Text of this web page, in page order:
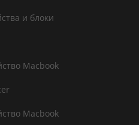
и блоки
Macbook
Macbook